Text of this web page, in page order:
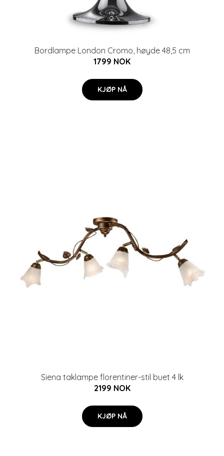
Bordlampe London Cromo, høyde 48,5 cm
1799 NOK
KJØP NÅ
Siena taklampe florentiner-stil buet 4 lk
2199 NOK
KJØP NÅ